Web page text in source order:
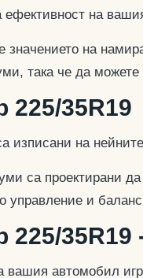
ефективност на
значението на
така че да
225/35R19
изписани на
са проектирани
управление и
225/35R19
вашия автомобил